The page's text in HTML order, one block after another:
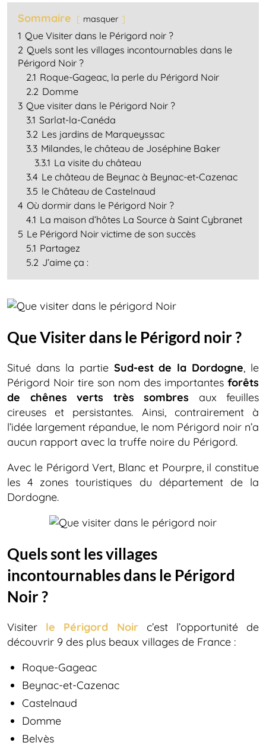
Sommaire masquer
1 Que Visiter dans le Périgord noir ?
2 Quels sont les villages incontournables dans le
Périgord Noir ?
2.1 Roque-Gageac, la perle du Périgord Noir
2.2 Domme
3 Que visiter dans le Périgord Noir ?
3.1 Sarlat-la-Canéda
3.2 Les jardins de Marqueyssac
3.3 Milandes, le château de Joséphine Baker
3.3.1 La visite du château
3.4 Le château de Beynac à Beynac-et-Cazenac
3.5 le Château de Castelnaud
4 Où dormir dans le Périgord Noir ?
4.1 La maison d’hôtes La Source à Saint Cybranet
5 Le Périgord Noir victime de son succès
5.1 Partagez
5.2 J’aime ça :
Que Visiter dans le Périgord noir ?
Situé dans la partie Sud-est de la Dordogne, le
Périgord Noir tire son nom des importantes forêts
de chênes verts très sombres aux feuilles
cireuses et persistantes. Ainsi, contrairement à
l’idée largement répandue, le nom Périgord noir n’a
aucun rapport avec la truffe noire du Périgord.
Avec le Périgord Vert, Blanc et Pourpre, il constitue
les 4 zones touristiques du département de la
Dordogne.
Quels sont les villages
incontournables dans le Périgord
Noir ?
Visiter le Périgord Noirc’est l’opportunité de
découvrir 9 des plus beaux villages de France :
Roque-Gageac
Beynac-et-Cazenac
Castelnaud
Domme
Belvès